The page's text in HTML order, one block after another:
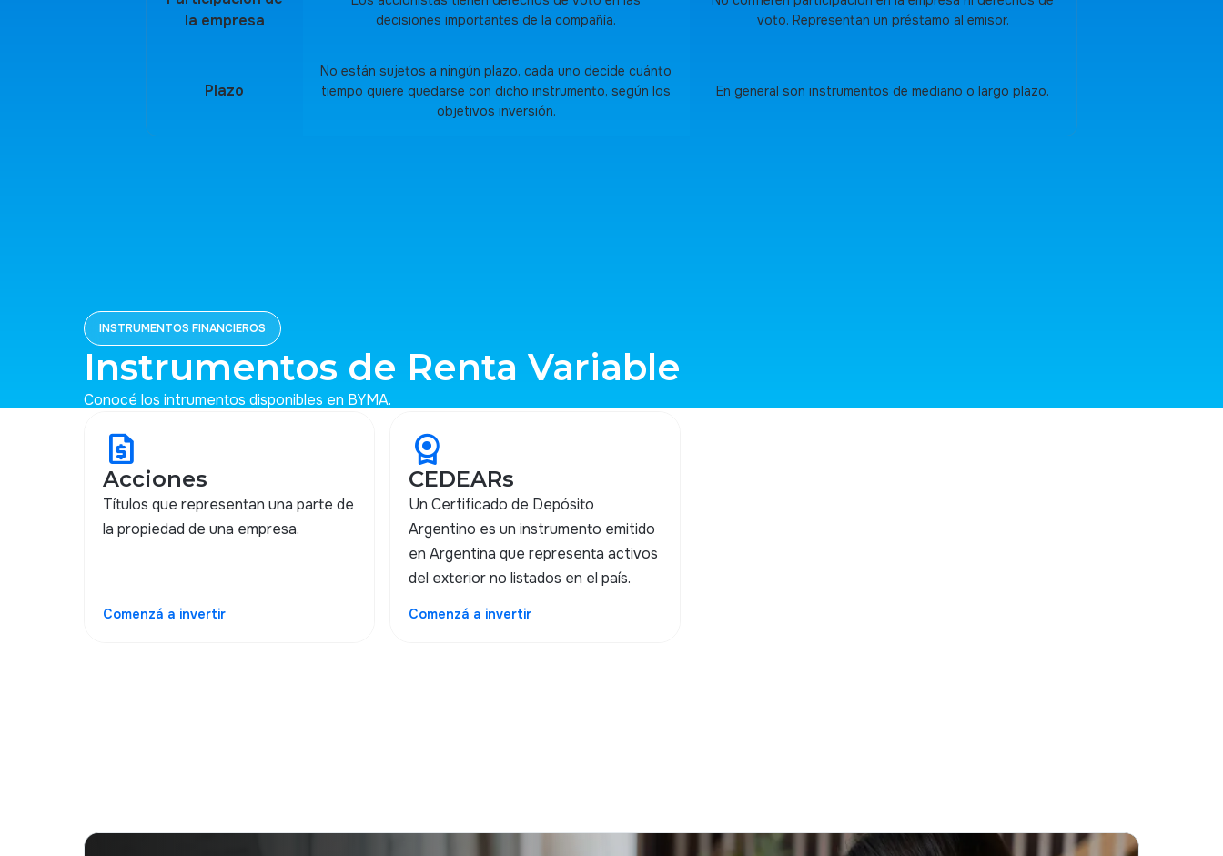
la empresa
decisiones importantes de la compañía.
voto. Representan un préstamo al emisor.
Plazo
No están sujetos a ningún plazo, cada uno decide cuánto
tiempo quiere quedarse con dicho instrumento, según los
objetivos inversión.
En general son instrumentos de mediano o largo plazo.
INSTRUMENTOS FINANCIEROS
Instrumentos de Renta Variable
Conocé los intrumentos disponibles en BYMA.
request_quote
Acciones
Títulos que representan una parte de
la propiedad de una empresa.
Comenzá a invertir
License
CEDEARs
Un Certificado de Depósito
Argentino es un instrumento emitido
en Argentina que representa activos
del exterior no listados en el país.
Comenzá a invertir